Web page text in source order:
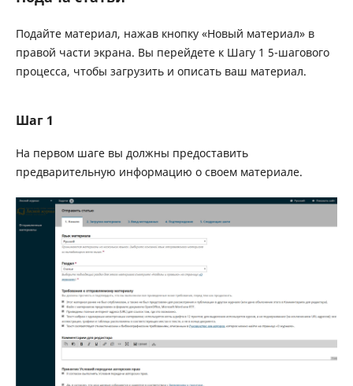
Подайте материал, нажав кнопку «Новый материал» в
правой части экрана. Вы перейдете к Шагу 1 5-шагового
процесса, чтобы загрузить и описать ваш материал.
Шаг 1
На первом шаге вы должны предоставить
предварительную информацию о своем материале.